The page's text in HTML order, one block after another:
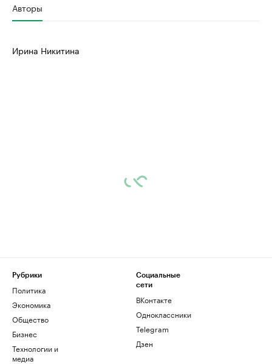
Авторы
Ирина Никитина
Рубрики
Политика
Экономика
Общество
Бизнес
Технологии и
медиа
Социальные
сети
ВКонтакте
Одноклассники
Telegram
Дзен